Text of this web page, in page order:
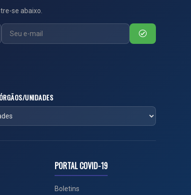
se abaixo.
UNIDADES
PORTAL COVID-19
Boletins